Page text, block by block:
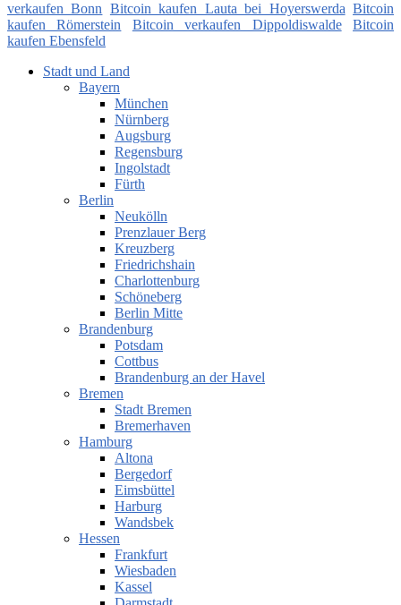
verkaufen Bonn Bitcoin kaufen Lauta bei Hoyerswerda Bitcoin
kaufen Römerstein
Bitcoin verkaufen Dippoldiswalde
Bitcoin
kaufen Ebensfeld
Stadt und Land
Bayern
München
Nürnberg
Augsburg
Regensburg
Ingolstadt
Fürth
Berlin
Neukölln
Prenzlauer Berg
Kreuzberg
Friedrichshain
Charlottenburg
Schöneberg
Berlin Mitte
Brandenburg
Potsdam
Cottbus
Brandenburg an der Havel
Bremen
Stadt Bremen
Bremerhaven
Hamburg
Altona
Bergedorf
Eimsbüttel
Harburg
Wandsbek
Hessen
Frankfurt
Wiesbaden
Kassel